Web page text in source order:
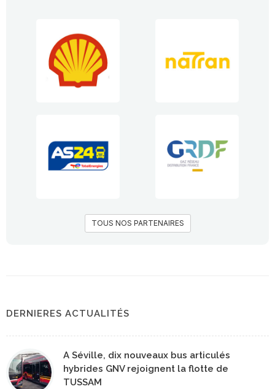
TOUS NOS PARTENAIRES
DERNIERES ACTUALITÉS
A Séville, dix nouveaux bus articulés
hybrides GNV rejoignent la flotte de
TUSSAM